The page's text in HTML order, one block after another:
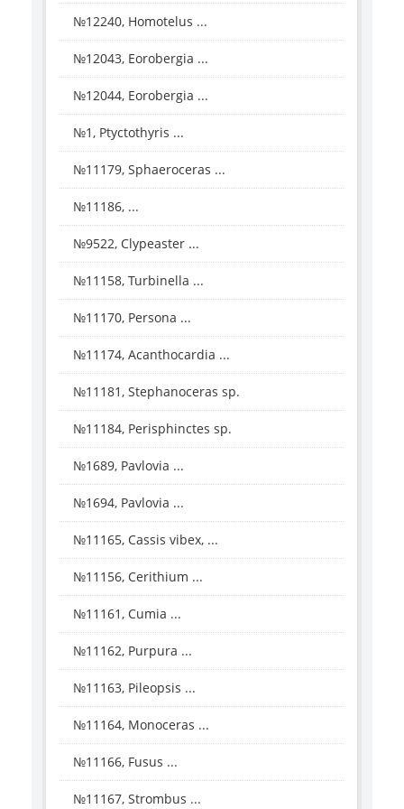
№12240, Homotelus ...
№12043, Eorobergia ...
№12044, Eorobergia ...
№1, Ptyctothyris ...
№11179, Sphaeroceras ...
№11186, ...
№9522, Clypeaster ...
№11158, Turbinella ...
№11170, Persona ...
№11174, Acanthocardia ...
№11181, Stephanoceras sp.
№11184, Perisphinctes sp.
№1689, Pavlovia ...
№1694, Pavlovia ...
№11165, Cassis vibex, ...
№11156, Cerithium ...
№11161, Cumia ...
№11162, Purpura ...
№11163, Pileopsis ...
№11164, Monoceras ...
№11166, Fusus ...
№11167, Strombus ...